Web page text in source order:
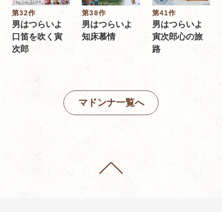
第32作
男はつらいよ
口笛を吹く寅
次郎
第38作
男はつらいよ
知床慕情
第41作
男はつらいよ
寅次郎心の旅
路
マドンナ一覧へ